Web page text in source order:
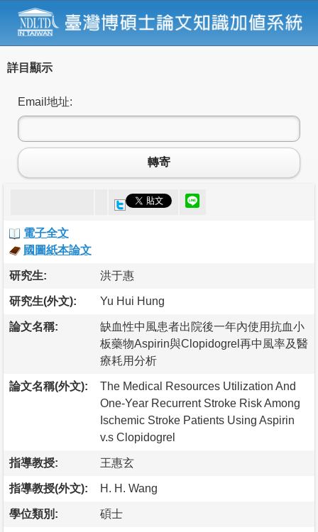
詳目顯示
Email地址:
轉寄
電子全文
國圖紙本論文
研究生: 洪于惠
研究生(外文): Yu Hui Hung
論文名稱:
缺血性中風患者出院後一年內使用抗血小
板藥物Aspirin與Clopidogrel再中風率及醫
療耗用分析
論文名稱(外文):
The Medical Resources Utilization And
One-Year Recurrent Stroke Risk Among
Ischemic Stroke Patients Using Aspirin
v.s Clopidogrel
指導教授: 王惠玄
指導教授(外文): H. H. Wang
學位類別: 碩士